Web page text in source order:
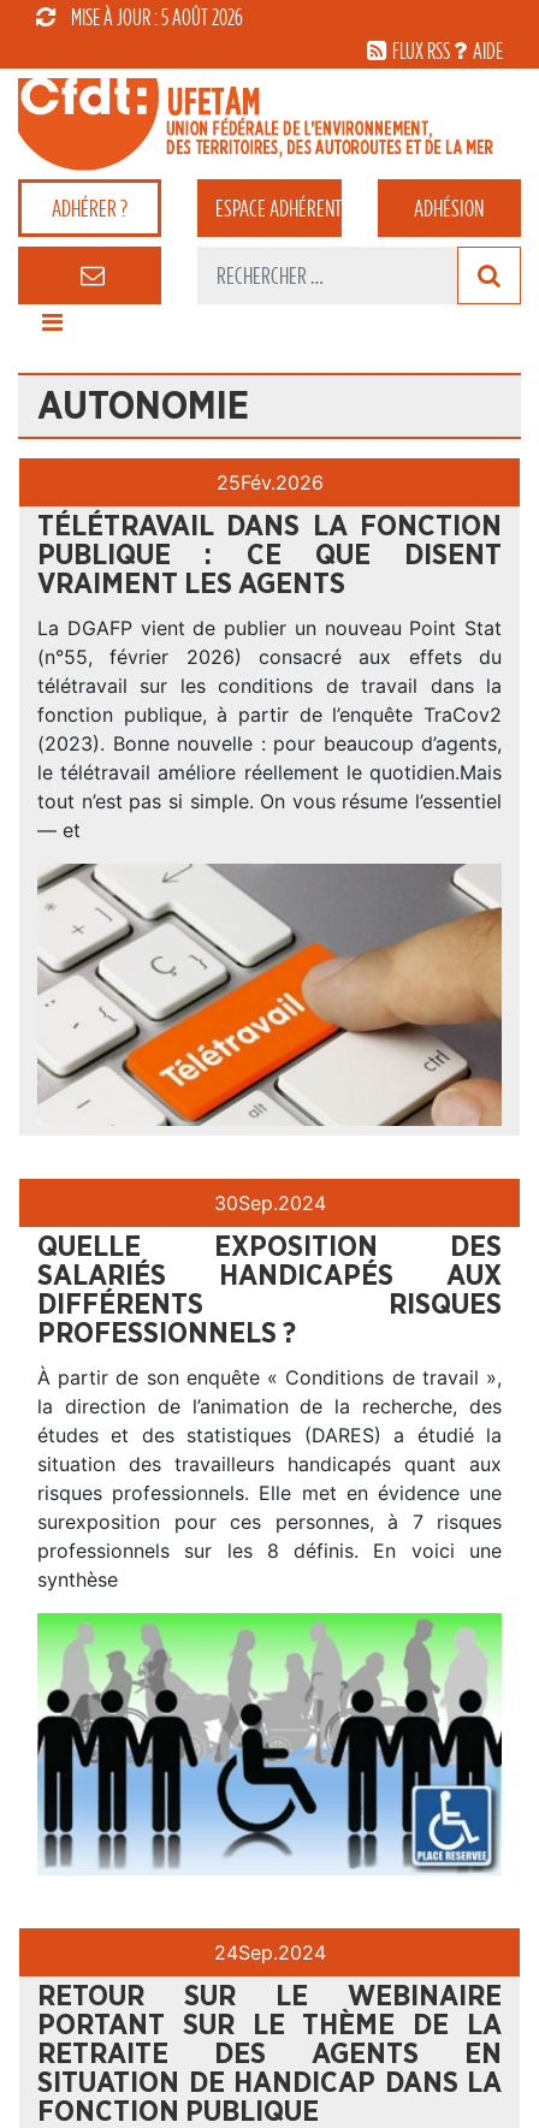
MISE À JOUR : 5 AOÛT 2026
FLUX RSS
AIDE
ADHÉRER ? ESPACEADHÉRENT ADHÉSION
AUTONOMIE
25Fév.2026
TÉLÉTRAVAIL DANS LA FONCTION
PUBLIQUE : CE QUE DISENT
VRAIMENT LES AGENTS
La DGAFP vient de publier un nouveau Point Stat
(n°55, février 2026) consacré aux effets du
télétravail sur les conditions de travail dans la
fonction publique, à partir de l’enquête TraCov2
(2023). Bonne nouvelle : pour beaucoup d’agents,
le télétravail améliore réellement le quotidien.Mais
tout n’est pas si simple. On vous résume l’essentiel
— et
30Sep.2024
QUELLE EXPOSITION DES
SALARIÉS HANDICAPÉS AUX
DIFFÉRENTS RISQUES
PROFESSIONNELS ?
À partir de son enquête « Conditions de travail »,
la direction de l’animation de la recherche, des
études et des statistiques (DARES) a étudié la
situation des travailleurs handicapés quant aux
risques professionnels. Elle met en évidence une
surexposition pour ces personnes, à 7 risques
professionnels sur les 8 définis. En voici une
synthèse
24Sep.2024
RETOUR SUR LE WEBINAIRE
PORTANT SUR LE THÈME DE LA
RETRAITE DES AGENTS EN
SITUATION DE HANDICAP DANS LA
FONCTION PUBLIQUE